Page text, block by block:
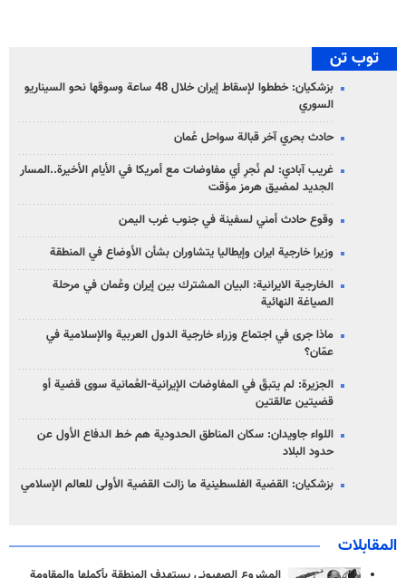
توب تن
بزشكيان: خططوا لإسقاط إيران خلال 48 ساعة وسوقها نحو السيناريو
السوري
حادث بحري آخر قبالة سواحل عُمان
غريب آبادي: لم نُجرِ أي مفاوضات مع أمريكا في الأيام الأخيرة..المسار
الجديد لمضيق هرمز مؤقت
وقوع حادث أمني لسفينة في جنوب غرب اليمن
وزيرا خارجية ايران وإيطاليا يتشاوران بشأن الأوضاع في المنطقة
الخارجية الايرانية: البيان المشترك بين إيران وعُمان في مرحلة
الصياغة النهائية
ماذا جرى في اجتماع وزراء خارجية الدول العربية والإسلامية في
عمّان؟
الجزيرة: لم يتبقّ في المفاوضات الإيرانية-العُمانية سوى قضية أو
قضيتين عالقتين
اللواء جاويدان: سكان المناطق الحدودية هم خط الدفاع الأول عن
حدود البلاد
بزشكيان: القضية الفلسطينية ما زالت القضية الأولى للعالم الإسلامي
المقابلات